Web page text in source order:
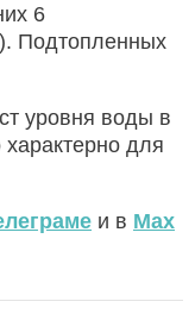
6
Подтопленных
уровня воды в
характерно для
и в Max